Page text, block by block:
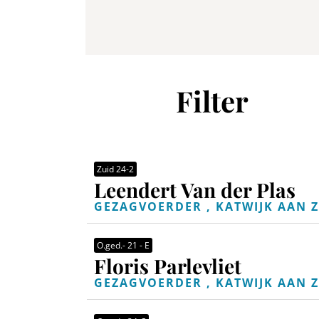
Filter
Zuid 24-2
Leendert Van der Plas
GEZAGVOERDER , KATWIJK AAN
O.ged.- 21 - E
Floris Parlevliet
GEZAGVOERDER , KATWIJK AAN